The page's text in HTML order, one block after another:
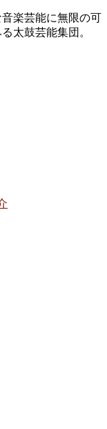
楽芸能に無限の可
太鼓芸能集団。